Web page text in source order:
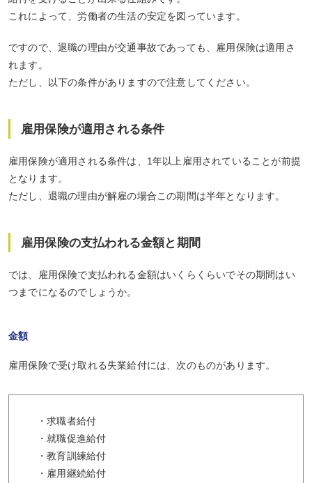
これによって、労働者の生活の安定を図っています。
ですので、退職の理由が交通事故であっても、雇用保険は適用さ
れます。
ただし、以下の条件がありますので注意してください。
雇用保険が適用される条件
雇用保険が適用される条件は、 1年以上雇用されている ことが前提
となります。
ただし、退職の理由が解雇の場合この期間は半年となります。
雇用保険の支払われる金額と期間
では、雇用保険で支払われる金額はいくらくらいでその期間はい
つまでになるのでしょうか。
金額
雇用保険で受け取れる失業給付には、次のものがあります。
・求職者給付
・就職促進給付
・教育訓練給付
・雇用継続給付